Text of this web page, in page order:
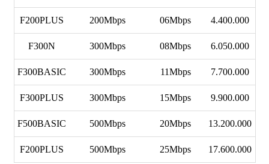
F200PLUS 200Mbps 06Mbps 4.400.000
F300N 300Mbps 08Mbps 6.050.000
F300BASIC 300Mbps 11Mbps 7.700.000
F300PLUS 300Mbps 15Mbps 9.900.000
F500BASIC 500Mbps 20Mbps 13.200.000
F200PLUS 500Mbps 25Mbps 17.600.000